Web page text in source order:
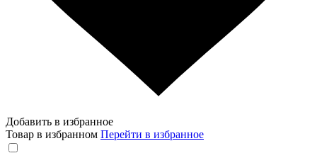
Добавить в избранное
Товар в избранном Перейти в избранное